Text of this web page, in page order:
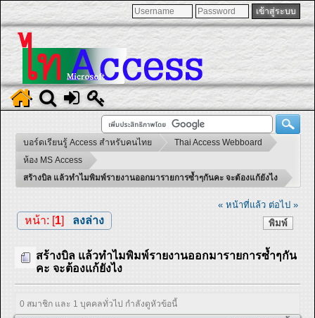
บอร์ดเรียนรู้ Access สำหรับคนไทย
Thai Access Webboard
ห้อง MS Access
สร้างบิล แล้วทำไมพิมพ์รายงานออกมารายการซ้ำๆกันคะ จะต้องแก้ยังไง
« หน้าที่แล้ว ต่อไป »
พิมพ์
หน้า: [1] ลงล่าง
สร้างบิล แล้วทำไมพิมพ์รายงานออกมารายการซ้ำๆกัน
คะ จะต้องแก้ยังไง
0 สมาชิก และ 1 บุคคลทั่วไป กำลังดูหัวข้อนี้